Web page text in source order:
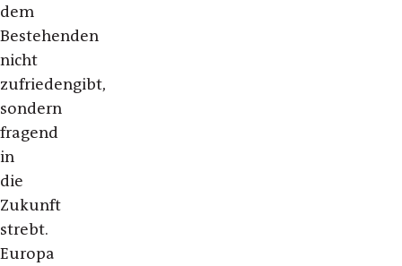
dem
Bestehenden
nicht
zufriedengibt,
sondern
fragend
in
die
Zukunft
strebt.
Europa